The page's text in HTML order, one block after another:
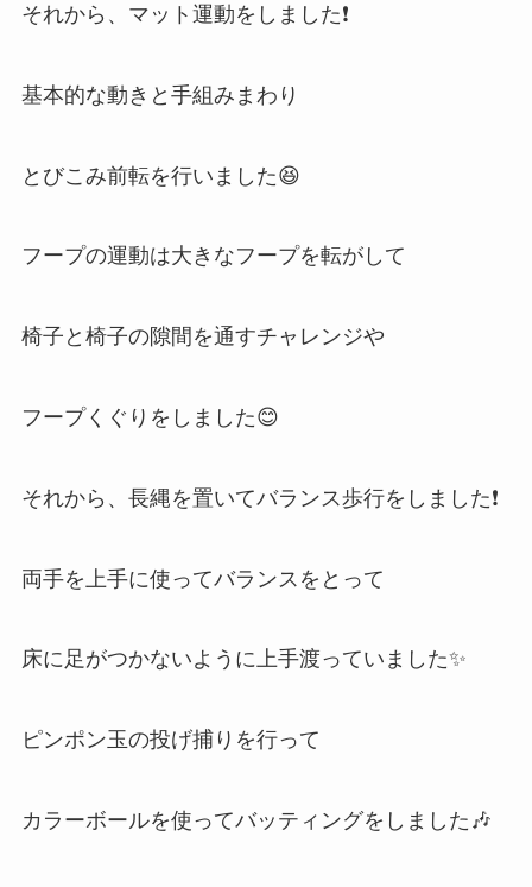
それから、マット運動をしました❗
基本的な動きと手組みまわり
とびこみ前転を行いました😆
フープの運動は大きなフープを転がして
椅子と椅子の隙間を通すチャレンジや
フープくぐりをしました😊
それから、長縄を置いてバランス歩行をしました❗
両手を上手に使ってバランスをとって
床に足がつかないように上手渡っていました✨
ピンポン玉の投げ捕りを行って
カラーボールを使ってバッティングをしました🎶